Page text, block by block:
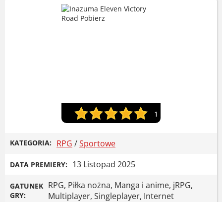
1
KATEGORIA: RPG /Sportowe
DATA PREMIERY: 13 Listopad 2025
GATUNEK
GRY:
RPG, Piłka nożna, Manga i anime, jRPG,
Multiplayer, Singleplayer, Internet